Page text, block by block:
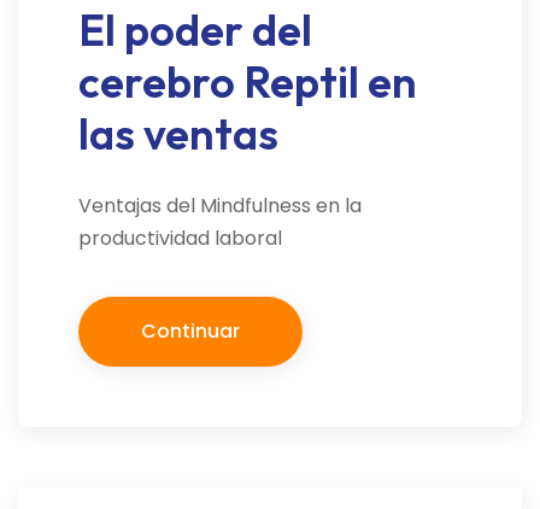
El poder del
cerebro Reptil en
las ventas
Ventajas del Mindfulness en la
productividad laboral
Continuar